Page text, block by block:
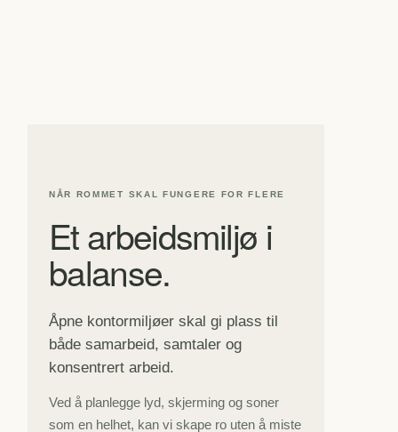
NÅR ROMMET SKAL FUNGERE FOR FLERE
Et arbeidsmiljø i
balanse.
Åpne kontormiljøer skal gi plass til
både samarbeid, samtaler og
konsentrert arbeid.
Ved å planlegge lyd, skjerming og soner
som en helhet, kan vi skape ro uten å miste